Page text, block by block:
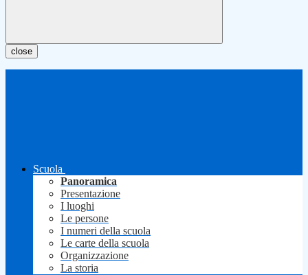
close
Scuola
Panoramica
Presentazione
I luoghi
Le persone
I numeri della scuola
Le carte della scuola
Organizzazione
La storia